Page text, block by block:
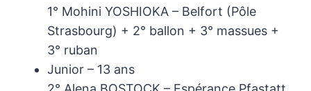
1° Mohini YOSHIOKA – Belfort (Pôle
Strasbourg) + 2° ballon + 3° massues +
3° ruban
Junior – 13 ans